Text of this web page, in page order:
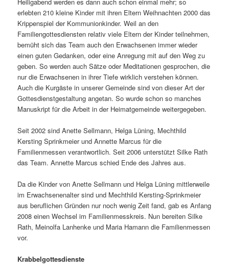
erlebten 210 kleine Kinder mit ihren Eltern Weihnachten 2000 das
Krippenspiel der Kommunionkinder. Weil an den
Familiengottesdiensten relativ viele Eltern der Kinder teilnehmen,
bemüht sich das Team auch den Erwachsenen immer wieder
einen guten Gedanken, oder eine Anregung mit auf den Weg zu
geben. So werden auch Sätze oder Meditationen gesprochen, die
nur die Erwachsenen in ihrer Tiefe wirklich verstehen können.
Auch die Kurgäste in unserer Gemeinde sind von dieser Art der
Gottesdienstgestaltung angetan. So wurde schon so manches
Manuskript für die Arbeit in der Heimatgemeinde weitergegeben.
Seit 2002 sind Anette Sellmann, Helga Lüning, Mechthild
Kersting Sprinkmeier und Annette Marcus für die
Familienmessen verantwortlich. Seit 2006 unterstützt Silke Rath
das Team. Annette Marcus schied Ende des Jahres aus.
Da die Kinder von Anette Sellmann und Helga Lüning mittlerweile
im Erwachsenenalter sind und Mechthild Kersting-Sprinkmeier
aus beruflichen Gründen nur noch wenig Zeit fand, gab es Anfang
2008 einen Wechsel im Familienmesskreis. Nun bereiten Silke
Rath, Meinolfa Lanhenke und Maria Hamann die Familienmessen
vor.
Krabbelgottesdienste